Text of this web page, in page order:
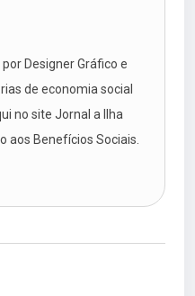
Designer Gráfico e
de economia social
no site Jornal a Ilha
aos Benefícios Sociais.